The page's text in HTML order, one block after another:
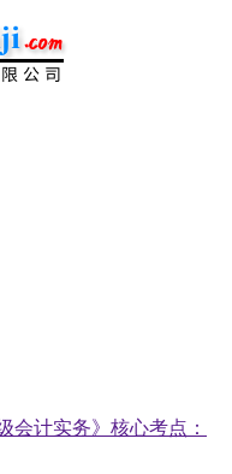
会计实务》核心考点：